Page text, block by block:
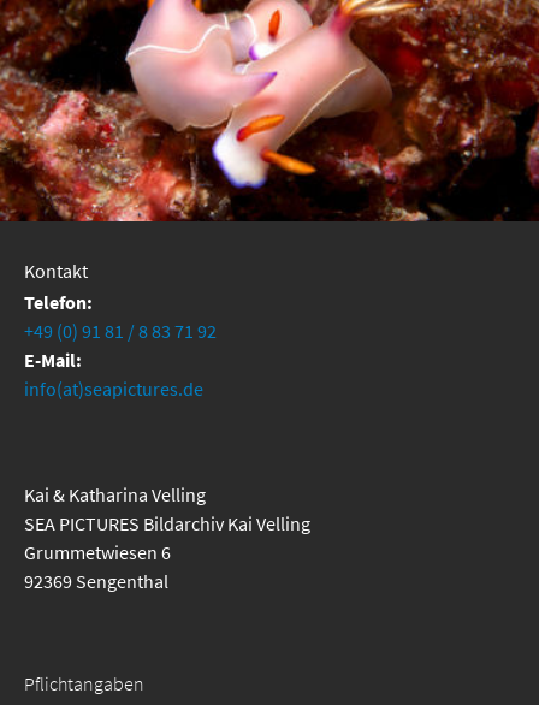
Kontakt
Telefon:
+49 (0) 91 81 / 8 83 71 92
E-Mail:
info(at)seapictures.de
Kai & Katharina Velling
SEA PICTURES Bildarchiv Kai Velling
Grummetwiesen 6
92369 Sengenthal
Pflichtangaben